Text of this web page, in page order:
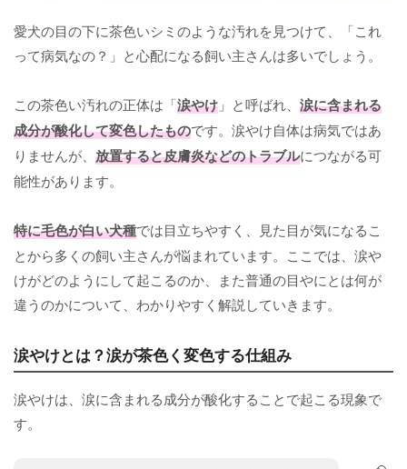
愛犬の目の下に茶色いシミのような汚れを見つけて、「これ
って病気なの？」と心配になる飼い主さんは多いでしょう。
この茶色い汚れの正体は「涙やけ 」と呼ばれ、 涙に含まれる
成分が酸化して変色したものです。涙やけ自体は病気ではあ
りませんが、 放置すると皮膚炎などのトラブルにつながる可
能性があります。
特に毛色が白い犬種では目立ちやすく、見た目が気になるこ
とから多くの飼い主さんが悩まれています。ここでは、涙や
けがどのようにして起こるのか、また普通の目やにとは何が
違うのかについて、わかりやすく解説していきます。
涙やけとは？涙が茶色く変色する仕組み
涙やけは、涙に含まれる成分が酸化することで起こる現象で
す。